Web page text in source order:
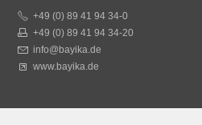
+49 (0) 89 41 94 34-0
+49 (0) 89 41 94 34-20
info@bayika.de
www.bayika.de